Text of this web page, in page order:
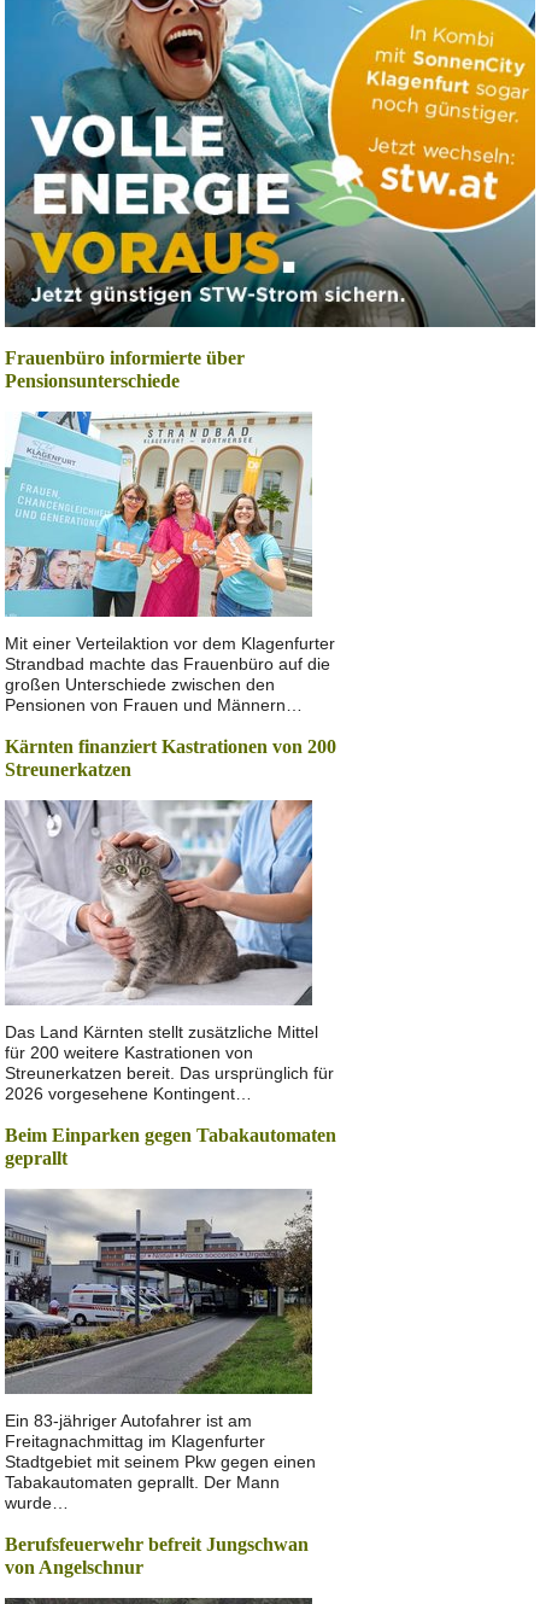
Frauenbüro informierte über
Pensionsunterschiede
Mit einer Verteilaktion vor dem Klagenfurter
Strandbad machte das Frauenbüro auf die
großen Unterschiede zwischen den
Pensionen von Frauen und Männern…
Kärnten finanziert Kastrationen von 200
Streunerkatzen
Das Land Kärnten stellt zusätzliche Mittel
für 200 weitere Kastrationen von
Streunerkatzen bereit. Das ursprünglich für
2026 vorgesehene Kontingent…
Beim Einparken gegen Tabakautomaten
geprallt
Ein 83-jähriger Autofahrer ist am
Freitagnachmittag im Klagenfurter
Stadtgebiet mit seinem Pkw gegen einen
Tabakautomaten geprallt. Der Mann
wurde…
Berufsfeuerwehr befreit Jungschwan
von Angelschnur